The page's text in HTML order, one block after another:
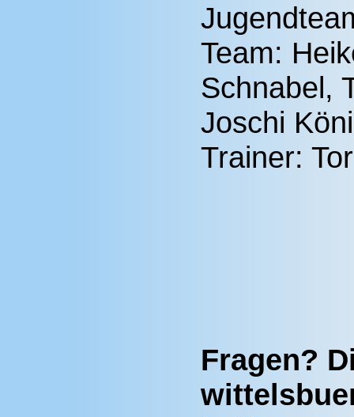
Team:
Schnabel,
Joschi
Trainer:
Fragen?